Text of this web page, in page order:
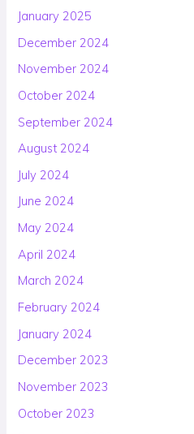
January 2025
December 2024
November 2024
October 2024
September 2024
August 2024
July 2024
June 2024
May 2024
April 2024
March 2024
February 2024
January 2024
December 2023
November 2023
October 2023